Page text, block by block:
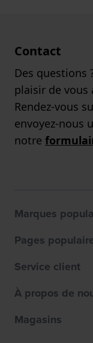
Contact
Des questions
plaisir de vous
Rendez-vous
envoyez-nous
notre
Marques
Pages
Service client
À propos de
Magasins